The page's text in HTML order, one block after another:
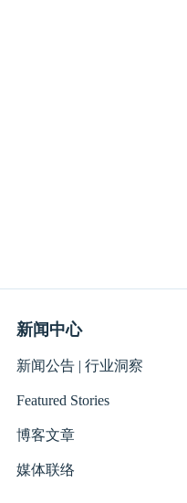
新闻中心
新闻公告 | 行业洞察
Featured Stories
博客文章
媒体联络